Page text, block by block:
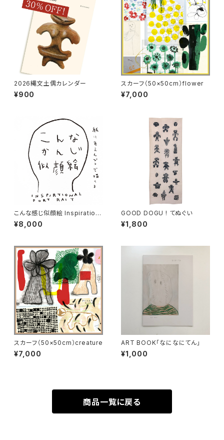
2026縄文土偶カレンダー
¥900
スカーフ（50×50cm）flower
¥7,000
こんな感じ似顔絵 Inspiration
al Portrait 色鉛筆ver.
¥8,000
GOOD DOGU ! てぬぐい
¥1,800
スカーフ（50×50cm）creature
¥7,000
ART BOOK「なになにてん」
¥1,000
商品一覧に戻る